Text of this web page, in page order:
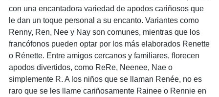
con una encantadora variedad de apodos cariñosos que
le dan un toque personal a su encanto. Variantes como
Renny, Ren, Nee y Nay son comunes, mientras que los
francófonos pueden optar por los más elaborados Renette
o Rénette. Entre amigos cercanos y familiares, florecen
apodos divertidos, como ReRe, Neenee, Nae o
simplemente R. A los niños que se llaman Renée, no es
raro que se les llame cariñosamente Rainee o Rennie en